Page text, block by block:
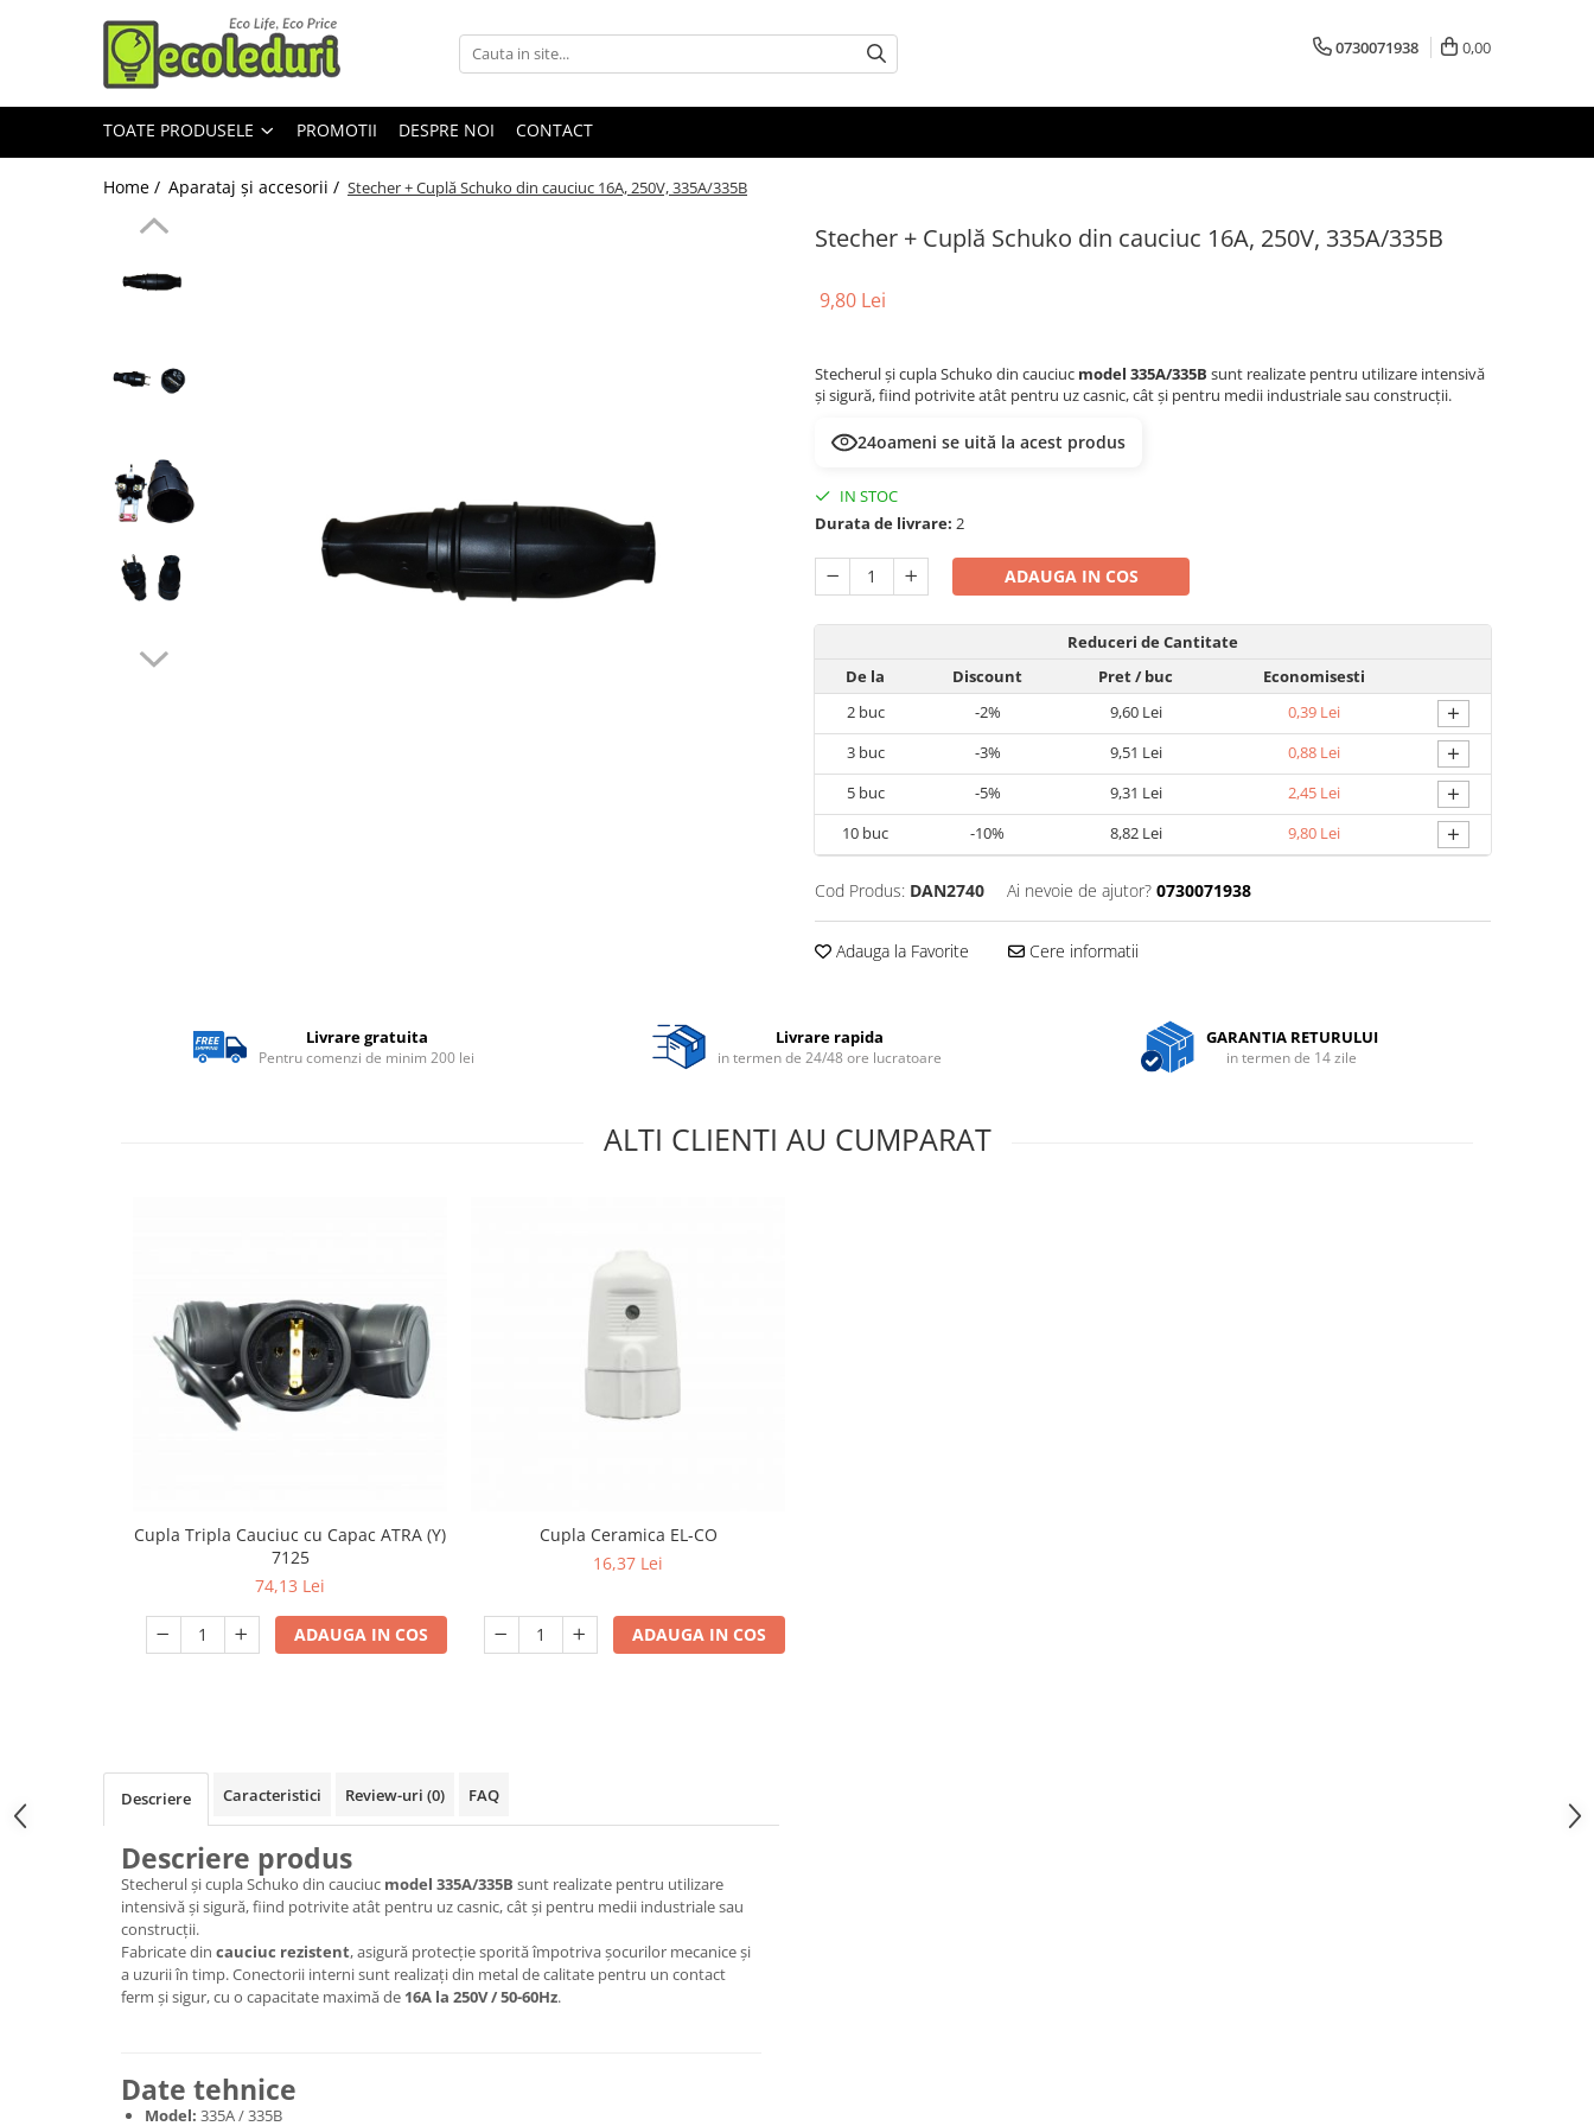
Toate Produsele
Surse de iluminat
Surse de iluminat
Bec incandescent (Clasic)
Ghirlande luminoase
Tub Neon Fluorescent (Clasic)
Tub Neon LED
Corpuri de iluminat
Alimentatoare/Drivere
Bară alimentare nul
Cablu electric, canal cablu
Dulii/Dulie adaptor
Electrocasnice de mici dimensiuni
Prelungitoare/Derulatoare
Starter/Droser
Triplu Stecher
Întrerupătoare/Comutatoare
Ştechere/Stecher adaptor
Ţeavă PVC
0730071938 0,00
TOATE PRODUSELE PROMOTII DESPRE NOI CONTACT
Home / Aparataj şi accesorii / Stecher + Cuplă Schuko din cauciuc 16A, 250V, 335A/335B
Stecher + Cuplă Schuko din cauciuc 16A, 250V, 335A/335B
9,80 Lei
Stecherul și cupla Schuko din cauciuc model 335A/335B sunt realizate pentru utilizare intensivă
și sigură, fiind potrivite atât pentru uz casnic, cât și pentru medii industriale sau construcții.
24oameni se uită la acest produs
IN STOC
Durata de livrare: 2
ADAUGA IN COS
Reduceri de Cantitate
De la
Discount Pret/ buc
Economisesti
2buc -2% 9,60 Lei 0,39 Lei +
3buc -3% 9,51 Lei 0,88 Lei +
5buc -5% 9,31 Lei 2,45 Lei +
10 buc -10% 8,82 Lei 9,80 Lei +
Cod Produs: DAN2740 Ai nevoie de ajutor? 0730071938
Adauga la Favorite Cere informatii
Livrare gratuita
Pentru comenzi de minim 200 lei
Livrare rapida
in termen de 24/48 ore lucratoare
GARANTIA RETURULUI
in termen de 14 zile
ALTI CLIENTI AU CUMPARAT
Cupla Tripla Cauciuc cu Capac ATRA (Y)
7125
74,13 Lei
ADAUGA IN COS
Cupla Ceramica EL-CO
16,37 Lei
ADAUGA IN COS
Descriere Caracteristici Review-uri (0) FAQ
Descriere produs
Stecherul și cupla Schuko din cauciuc model 335A/335B sunt realizate pentru utilizare
intensivă și sigură, fiind potrivite atât pentru uz casnic, cât și pentru medii industriale sau
construcții.
Fabricate din cauciuc rezistent, asigură protecție sporită împotriva șocurilor mecanice și
a uzurii în timp. Conectorii interni sunt realizați din metal de calitate pentru un contact
ferm și sigur, cu o capacitate maximă de 16A la 250V / 50-60Hz.
Date tehnice
Model: 335A / 335B